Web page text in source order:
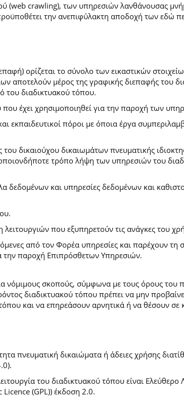
(web crawling), των υπηρεσιών λανθάνουσας
την ανεπιφύλακτη αποδοχή των εδώ
ορίζεται το σύνολο των εικαστικών
αποτελούν μέρος της γραφικής διεπαφής του
του διαδικτυακού τόπου.
έχει χρησιμοποιηθεί για την παροχή των
εκπαιδευτικοί πόροι με όποια έργα
δικαιούχου δικαιωμάτων πνευματικής
τρόπο λήψη των υπηρεσιών του
δεδομένων και υπηρεσίες δεδομένων και
που εξυπηρετούν τις ανάγκες του
από τον Φορέα υπηρεσίες και παρέχουν τη
την παροχή Επιπρόσθετων Υπηρεσιών.
νόμιμους σκοπούς, σύμφωνα με τους όρους
διαδικτυακού τόπου πρέπει να μην
και να επηρεάσουν αρνητικά ή να θέσουν
πνευματική δικαιώματα ή άδειες χρήσης
του διαδικτυακού τόπου είναι
Licence (GPL)) έκδοση 2.0.